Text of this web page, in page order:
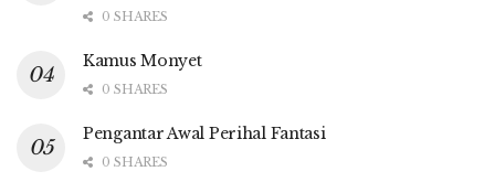
0 SHARES
Kamus Monyet
0 SHARES
Pengantar Awal Perihal Fantasi
0 SHARES